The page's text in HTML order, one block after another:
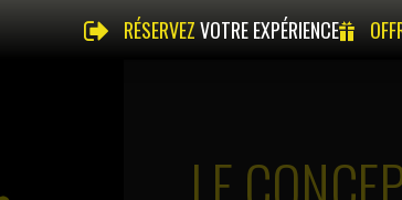
RÉSERVEZVOTRE EXPÉRIENCE
LE